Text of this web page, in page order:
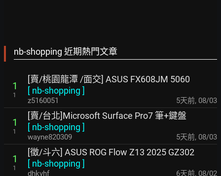
nb-shopping 近期熱門文章
1
1
[賣/桃園龍潭 /面交] ASUS FX608JM 5060
[ nb-shopping ]
z5160051 5天前, 08/03
1
1
[賣/台北]Microsoft Surface Pro7 筆+鍵盤
[ nb-shopping ]
wayne820309 5天前, 08/03
1
1
[徵/斗六] ASUS ROG Flow Z13 2025 GZ302
[ nb-shopping ]
dhkvhf 6天前, 08/02